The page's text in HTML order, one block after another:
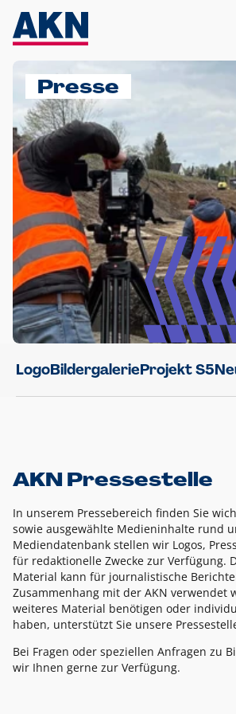
Presse
LogoBildergalerieProjekt S5
AKN Pressestelle
In unserem Pressebereich finden Sie
sowie ausgewählte Medieninhalte rund
Mediendatenbank stellen wir Logos,
für redaktionelle Zwecke zur Verfügung.
Material kann für journalistische
Zusammenhang mit der AKN verwendet
weiteres Material benötigen oder
haben, unterstützt Sie unsere
Bei Fragen oder speziellen Anfragen zu
wir Ihnen gerne zur Verfügung.